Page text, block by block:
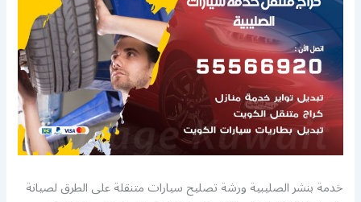
خدمة بنشر الصليبية ورشة تصليح سيارات متنقلة على الطرق لصيانة